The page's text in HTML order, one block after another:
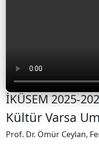
İKÜSEM 2025-
Kültür Varsa
Prof. Dr. Ömür Ceylan,